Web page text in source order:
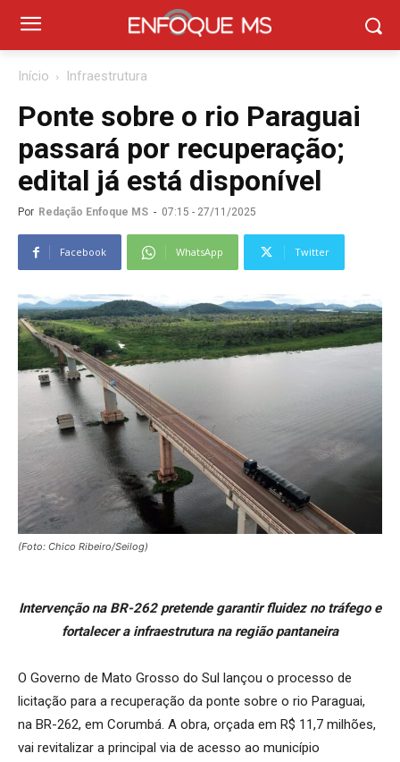
Início Infraestrutura
Ponte sobre o rio Paraguai
passará por recuperação;
edital já está disponível
Por Redação Enfoque MS - 07:15 - 27/11/2025
Facebook WhatsApp Twitter
(Foto: Chico Ribeiro/Seilog)
Intervenção na BR-262 pretende garantir fluidez no tráfego e
fortalecer a infraestrutura na região pantaneira
O Governo de Mato Grosso do Sul lançou o processo de
licitação para a recuperação da ponte sobre o rio Paraguai,
na BR-262, em Corumbá. A obra, orçada em R$ 11,7 milhões,
vai revitalizar a principal via de acesso ao município